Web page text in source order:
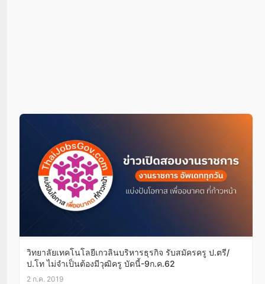
วิทยาลัยเทคโนโลยีเกวลินบริหารธุรกิจ รับสมัครครู ป.ตรี/
ป.โท ไม่จำเป็นต้องมีวุฒิครู บัดนี้-9ก.ค.62
2 ก.ค. 2019